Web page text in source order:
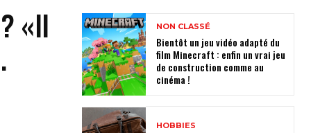
«Il
NON CLASSÉ
Bientôt un jeu vidéo adapté du
film Minecraft : enfin un vrai jeu
de construction comme au
cinéma !
HOBBIES